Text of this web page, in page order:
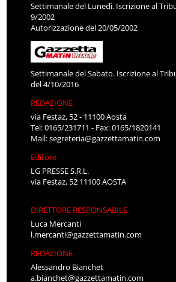
Settimanale del Lunedì. Iscrizione al
9/2002
Autorizzazione del 20/05/2002
Settimanale del Sabato. Iscrizione al
del 4/10/2016
REDAZIONE
via Festaz, 52 - 11100 Aosta
Tel: 0165/231711 - Fax: 0165/1820141
Mail:segreteria@gazzettamatin.com
Editore
LG PRESSE S.R.L.
via Festaz, 52 11100 AOSTA
DIRETTORE RESPONSABILE
Luca Mercanti
l.mercanti@gazzettamatin.com
REDAZIONE
Alessandro Bianchet
a.bianchet@gazzettamatin.com